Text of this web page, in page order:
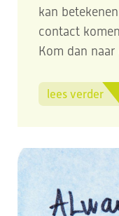
kan
contact
Kom dan
lees verder